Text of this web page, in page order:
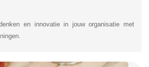
en innovatie in jouw organisatie met